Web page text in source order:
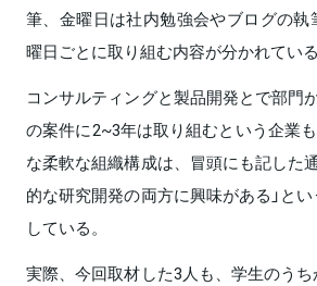
筆、金曜日は社内勉強会やブログの執
曜日ごとに取り組む内容が分かれてい
コンサルティングと製品開発とで部門
の案件に2~3年は取り組むという企業
な柔軟な組織構成は、冒頭にも記した
的な研究開発の両方に興味がある」と
している。
実際、今回取材した3人も、学生のう